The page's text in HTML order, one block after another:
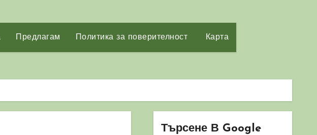
Предлагам Политика за поверителност Карта
Търсене В Google